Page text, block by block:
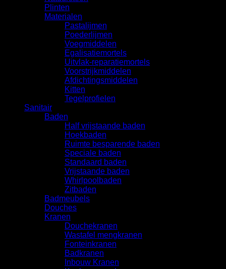
Plinten
Materialen
Pastalijmen
Poederlijmen
Voegmiddelen
Egalisatiemortels
Uitvlak-reparatiemortels
Voorstrijkmiddelen
Afdichtingsmiddelen
Kitten
Tegelprofielen
Sanitair
Baden
Half vrijstaande baden
Hoekbaden
Ruimte besparende baden
Speciale baden
Standaard baden
Vrijstaande baden
Whirlpoolbaden
Zitbaden
Badmeubels
Douches
Kranen
Douchekranen
Wastafel mengkranen
Fonteinkranen
Badkranen
Inbouw Kranen